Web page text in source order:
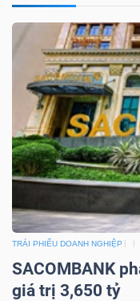
TRÁI PHIẾU DOANH NGHIỆP
SACOMBANK
giá trị 3,650 tỷ
NĂNG
LƯỢNG
NGUYÊN
VẬT